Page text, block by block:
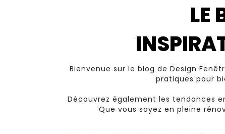
LE
Bienvenue sur le blog de Design
pratiques pour
Découvrez également les tendances
Que vous soyez en pleine